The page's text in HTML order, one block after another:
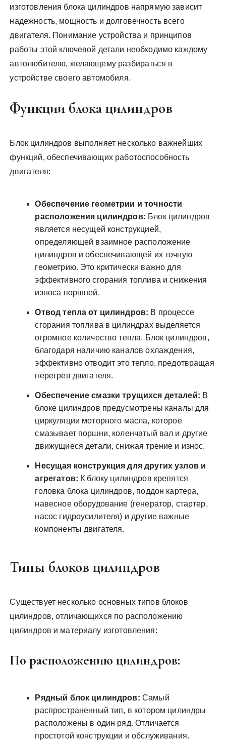
изготовления блока цилиндров напрямую зависит
надежность, мощность и долговечность всего
двигателя. Понимание устройства и принципов
работы этой ключевой детали необходимо каждому
автолюбителю, желающему разбираться в
устройстве своего автомобиля.
Функции блока цилиндров
Блок цилиндров выполняет несколько важнейших
функций, обеспечивающих работоспособность
двигателя:
Обеспечение геометрии и точности
расположения цилиндров: Блок цилиндров
является несущей конструкцией,
определяющей взаимное расположение
цилиндров и обеспечивающей их точную
геометрию. Это критически важно для
эффективного сгорания топлива и снижения
износа поршней.
Отвод тепла от цилиндров: В процессе
сгорания топлива в цилиндрах выделяется
огромное количество тепла. Блок цилиндров,
благодаря наличию каналов охлаждения,
эффективно отводит это тепло, предотвращая
перегрев двигателя.
Обеспечение смазки трущихся деталей: В
блоке цилиндров предусмотрены каналы для
циркуляции моторного масла, которое
смазывает поршни, коленчатый вал и другие
движущиеся детали, снижая трение и износ.
Несущая конструкция для других узлов и
агрегатов: К блоку цилиндров крепятся
головка блока цилиндров, поддон картера,
навесное оборудование (генератор, стартер,
насос гидроусилителя) и другие важные
компоненты двигателя.
Типы блоков цилиндров
Существует несколько основных типов блоков
цилиндров, отличающихся по расположению
цилиндров и материалу изготовления:
По расположению цилиндров:
Рядный блок цилиндров: Самый
распространенный тип, в котором цилиндры
расположены в один ряд. Отличается
простотой конструкции и обслуживания.